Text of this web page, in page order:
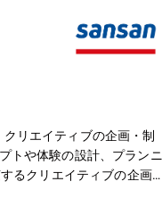
リエイティブの企画・制
トや体験の設計、プランニ
るクリエイティブの企画、